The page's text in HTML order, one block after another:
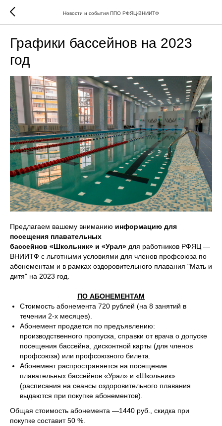
Новости и события ППО РФЯЦ-ВНИИТФ
Графики бассейнов на 2023
год
Предлагаем вашему вниманию информацию для
посещения плавательных
бассейнов «Школьник» и «Урал» для работников РФЯЦ —
ВНИИТФ с льготными условиями для членов профсоюза по
абонементам и в рамках оздоровительного плавания "Мать и
дитя" на 2023 год.
ПО АБОНЕМЕНТАМ
Стоимость абонемента 720 рублей (на 8 занятий в
течении 2-х месяцев).
Абонемент продается по предъявлению:
производственного пропуска, справки от врача о допуске
посещения бассейна, дисконтной карты (для членов
профсоюза) или профсоюзного билета.
Абонемент распространяется на посещение
плавательных бассейнов «Урал» и «Школьник»
(расписания на сеансы оздоровительного плавания
выдаются при покупке абонементов).
Общая стоимость абонемента —1440 руб., скидка при
покупке составит 50 %.